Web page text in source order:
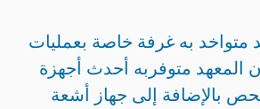
متواخد به غرفة خاصة بعمليات
المعهد متوفربه أحدث أجهزة
بالإضافة إلى جهاز أشعة